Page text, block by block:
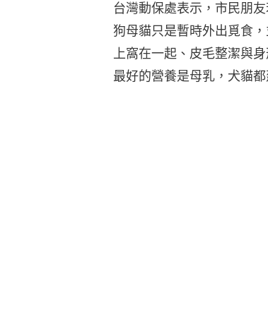
台灣動保處表示，市民朋
狗母貓只是暫時外出覓食
上窩在一起、皮毛整潔與
最好的營養是母乳，犬貓